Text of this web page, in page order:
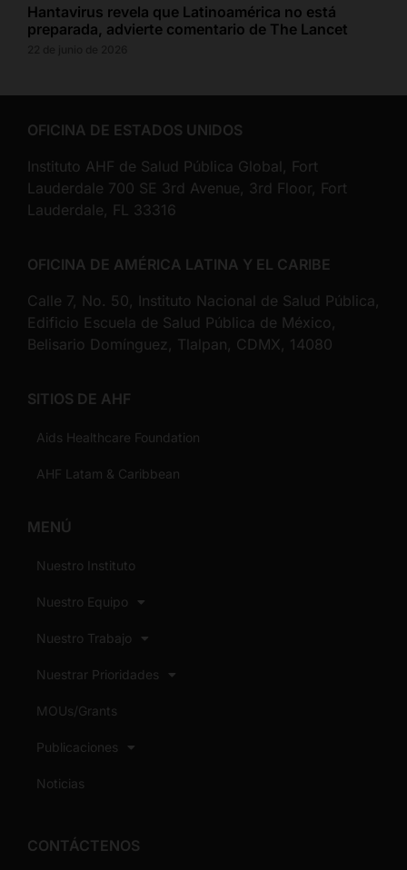
Hantavirus revela que Latinoamérica no está
preparada, advierte comentario de The Lancet
OFICINA DE ESTADOS UNIDOS
Instituto AHF de Salud Pública Global, Fort
Lauderdale 700 SE 3rd Avenue, 3rd Floor, Fort
Lauderdale, FL 33316
OFICINA DE AMÉRICA LATINA Y EL CARIBE
Calle 7, No. 50, Instituto Nacional de Salud Pública,
Edificio Escuela de Salud Pública de México,
Belisario Domínguez, Tlalpan, CDMX, 14080
SITIOS DE AHF
Aids Healthcare Foundation
AHF Latam & Caribbean
MENÚ
Nuestro Instituto
Nuestro Equipo
Nuestro Trabajo
Nuestrar Prioridades
MOUs/Grants
Publicaciones
Noticias
CONTÁCTENOS